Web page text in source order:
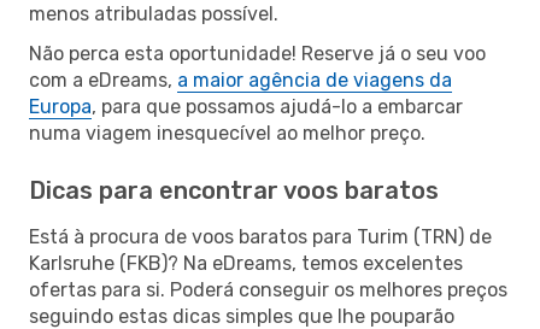
menos atribuladas possível.
Não perca esta oportunidade! Reserve já o seu voo
com a eDreams, a maior agência de viagens da
Europa, para que possamos ajudá-lo a embarcar
numa viagem inesquecível ao melhor preço.
Dicas para encontrar voos baratos
Está à procura de voos baratos para Turim (TRN) de
Karlsruhe (FKB)? Na eDreams, temos excelentes
ofertas para si. Poderá conseguir os melhores preços
seguindo estas dicas simples que lhe pouparão